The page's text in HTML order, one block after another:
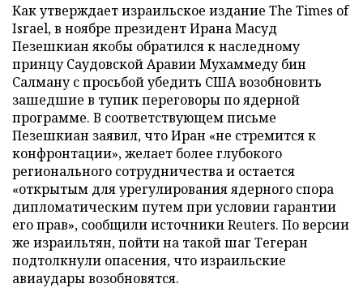
Как утверждает израильское издание The Times of
Israel, в ноябре президент Ирана Масуд
Пезешкиан якобы обратился к наследному
принцу Саудовской Аравии Мухаммеду бин
Салману с просьбой убедить США возобновить
зашедшие в тупик переговоры по ядерной
программе. В соответствующем письме
Пезешкиан заявил, что Иран «не стремится к
конфронтации», желает более глубокого
регионального сотрудничества и остается
«открытым для урегулирования ядерного спора
дипломатическим путем при условии гарантии
его прав», сообщили источники Reuters. По версии
же израильтян, пойти на такой шаг Тегеран
подтолкнули опасения, что израильские
авиаудары возобновятся.